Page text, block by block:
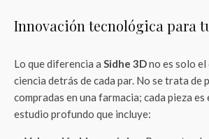
Innovación tecnológica para
Lo que diferencia a Sidhe 3Dno es solo el
ciencia detrás de cada par. No se trata de
compradas en una farmacia; cada pieza
estudio profundo que incluye: